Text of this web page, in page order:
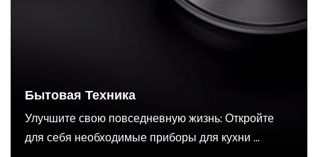
Бытовая Техника
Улучшите свою повседневную жизнь: Откройте
для себя необходимые приборы для кухни ...